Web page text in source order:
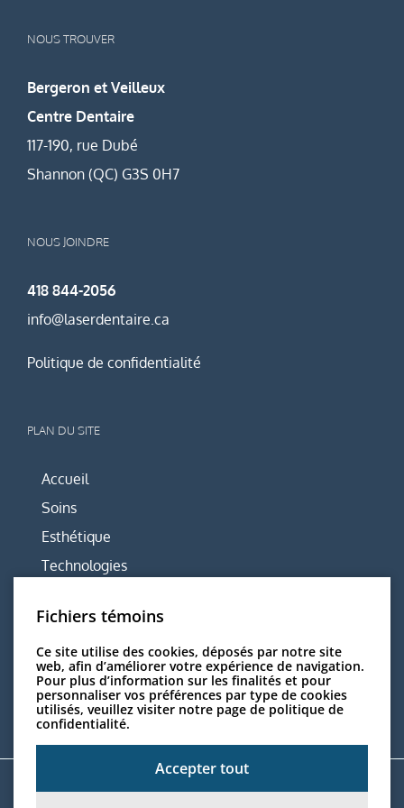
NOUS TROUVER
Bergeron et Veilleux
Centre Dentaire
117-190, rue Dubé
Shannon (QC) G3S 0H7
NOUS JOINDRE
418 844-2056
info@laserdentaire.ca
Politique de confidentialité
PLAN DU SITE
Accueil
Soins
Esthétique
Technologies
Centre
Articles utiles
Nous joindre
Solution ServDentist Web™ parInfoSign Média Inc
Fichiers témoins
Ce site utilise des cookies, déposés par notre site
web, afin d’améliorer votre expérience de navigation.
Pour plus d’information sur les finalités et pour
personnaliser vos préférences par type de cookies
utilisés, veuillez visiter notre page de politique de
confidentialité.
Accepter tout